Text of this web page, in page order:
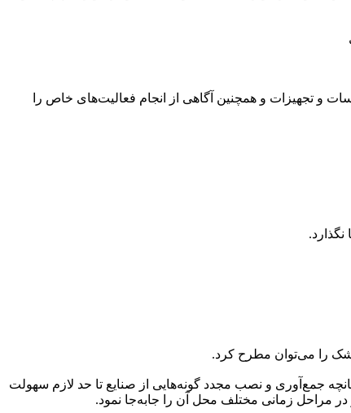
و تجهیزات و همچنین آگاهی از انجام فعالیت‌های خاص را
را می‌توان مطرح کرد.
جمع‌آوری و نصب مجدد گونه‌هایی از صنایع تا حد لازم سهولت
و در مراحل زمانی مختلف محل آن را جابه‌جا نمود.